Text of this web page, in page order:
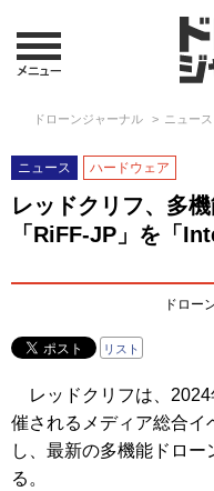
ドローンジャーナル ニュース
ニュース ハードウェア
レッドクリフ、多
「RiFF-JP」を「
ドロー
リスト
レッドクリフは、2024
催されるメディア総合イ
し、最新の多機能ドロ
る。